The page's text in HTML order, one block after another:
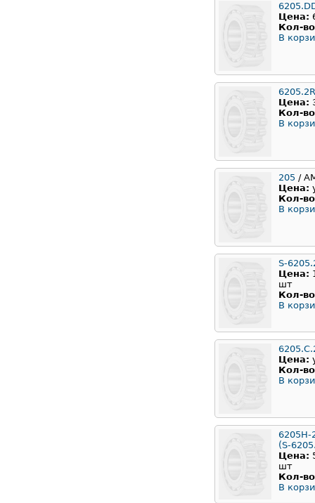
Цена:
Кол-
В
Цена:
Кол-
В
205 /
Цена:
Кол-
В
S-
Цена:
шт
Кол-
В
Цена:
Кол-
В
6205H-
(S-
Цена:
шт
Кол-
В